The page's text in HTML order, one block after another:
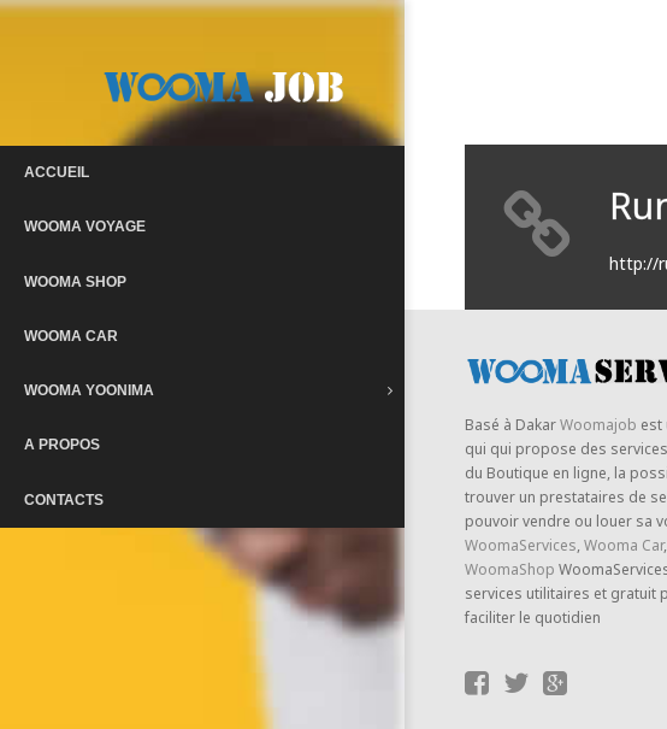
ACCUEIL
WOOMA VOYAGE
WOOMA SHOP
WOOMA CAR
WOOMA YOONIMA
A PROPOS
CONTACTS
http://
Basé à DakarWoomajob est
qui qui propose des
du Boutique en ligne, la
trouver un prestataires de
pouvoir vendre ou louer sa
WoomaServices, Wooma Car,
WoomaShop
services utilitaires et gratuit
faciliter le quotidien